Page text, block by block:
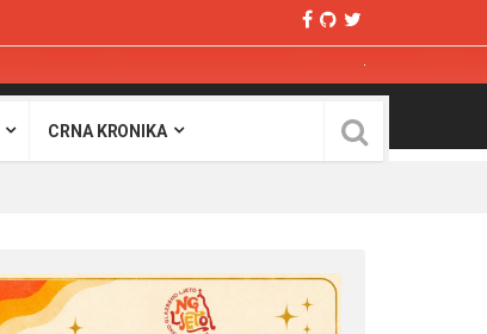
CRNA KRONIKA